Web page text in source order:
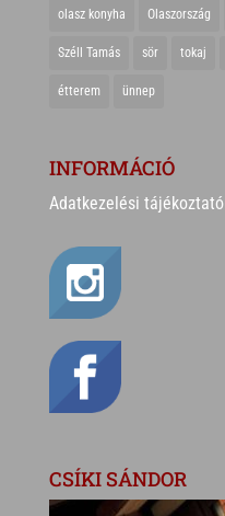
olasz konyha Olaszország
Széll Tamás sör tokaj
étterem ünnep
INFORMÁCIÓ
Adatkezelési tájékoztató
CSÍKI SÁNDOR